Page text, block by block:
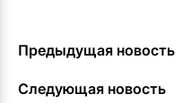
Предыдущая новость
Следующая новость